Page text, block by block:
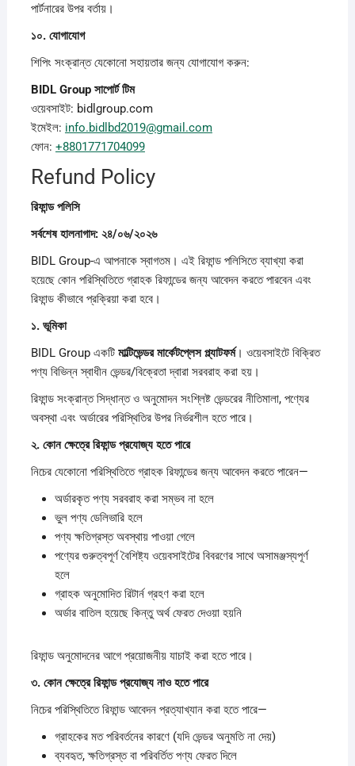
পার্টনারের উপর বর্তায়।
১০. যোগাযোগ
শিপিং সংক্রান্ত যেকোনো সহায়তার জন্য যোগাযোগ করুন:
BIDL Group সাপোর্টটিম
ওয়েবসাইট: bidlgroup.com
ইমেইল: info.bidlbd2019@gmail.com
ফোন: +8801771704099
Refund Policy
রিফান্ডপলিসি
সর্বশেষহালনাগাদ: ২৪/০৬/২০২৬
BIDL Group-এ আপনাকে স্বাগতম। এই রিফান্ড পলিসিতে ব্যাখ্যা করা
হয়েছে কোন পরিস্থিতিতে গ্রাহক রিফান্ডের জন্য আবেদন করতে পারবেন এবং
রিফান্ড কীভাবে প্রক্রিয়া করা হবে।
১. ভূমিকা
BIDL Group একটি মাল্টিভেন্ডরমার্কেটপ্লেসপ্ল্যাটফর্ম। ওয়েবসাইটে বিক্রিত
পণ্য বিভিন্ন স্বাধীন ভেন্ডর/বিক্রেতা দ্বারা সরবরাহ করা হয়।
রিফান্ড সংক্রান্ত সিদ্ধান্ত ও অনুমোদন সংশ্লিষ্ট ভেন্ডরের নীতিমালা, পণ্যের
অবস্থা এবং অর্ডারের পরিস্থিতির উপর নির্ভরশীল হতে পারে।
২. কোনক্ষেত্রেরিফান্ডপ্রযোজ্যহতেপারে
নিচের যেকোনো পরিস্থিতিতে গ্রাহক রিফান্ডের জন্য আবেদন করতে পারেন—
অর্ডারকৃত পণ্য সরবরাহ করা সম্ভব না হলে
ভুল পণ্য ডেলিভারি হলে
পণ্য ক্ষতিগ্রস্ত অবস্থায় পাওয়া গেলে
পণ্যের গুরুত্বপূর্ণ বৈশিষ্ট্য ওয়েবসাইটের বিবরণের সাথে অসামঞ্জস্যপূর্ণ
হলে
গ্রাহক অনুমোদিত রিটার্ন গ্রহণ করা হলে
অর্ডার বাতিল হয়েছে কিন্তু অর্থ ফেরত দেওয়া হয়নি
রিফান্ড অনুমোদনের আগে প্রয়োজনীয় যাচাই করা হতে পারে।
৩. কোনক্ষেত্রেরিফান্ডপ্রযোজ্যনাওহতেপারে
নিচের পরিস্থিতিতে রিফান্ড আবেদন প্রত্যাখ্যান করা হতে পারে—
গ্রাহকের মত পরিবর্তনের কারণে (যদি ভেন্ডর অনুমতি না দেয়)
ব্যবহৃত, ক্ষতিগ্রস্ত বা পরিবর্তিত পণ্য ফেরত দিলে